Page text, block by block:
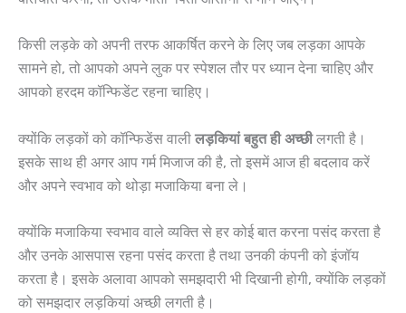
किसी लड़के को अपनी तरफ आकर्षित करने के लिए जब लड़का आपके
सामने हो, तो आपको अपने लुक पर स्पेशल तौर पर ध्यान देना चाहिए और
आपको हरदम कॉन्फिडेंट रहना चाहिए।
क्योंकि लड़कों को कॉन्फिडेंस वाली लड़कियां बहुत ही अच्छीलगती है।
इसके साथ ही अगर आप गर्म मिजाज की है, तो इसमें आज ही बदलाव करें
और अपने स्वभाव को थोड़ा मजाकिया बना ले।
क्योंकि मजाकिया स्वभाव वाले व्यक्ति से हर कोई बात करना पसंद करता है
और उनके आसपास रहना पसंद करता है तथा उनकी कंपनी को इंजॉय
करता है। इसके अलावा आपको समझदारी भी दिखानी होगी, क्योंकि लड़कों
को समझदार लड़कियां अच्छी लगती है।